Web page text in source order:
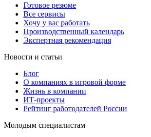
Готовое резюме
Все сервисы
Хочу у вас работать
Производственный календарь
Экспертная рекомендация
Новости и статьи
Блог
О компаниях в игровой форме
Жизнь в компании
ИТ-проекты
Рейтинг работодателей России
Молодым специалистам